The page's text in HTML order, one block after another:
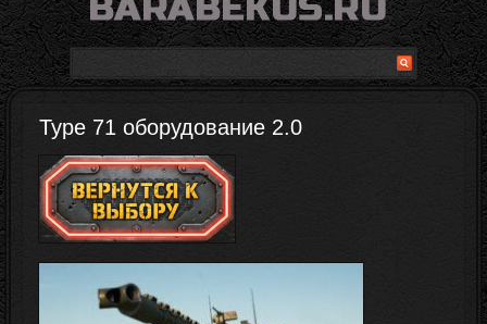
Type 71 оборудование 2.0